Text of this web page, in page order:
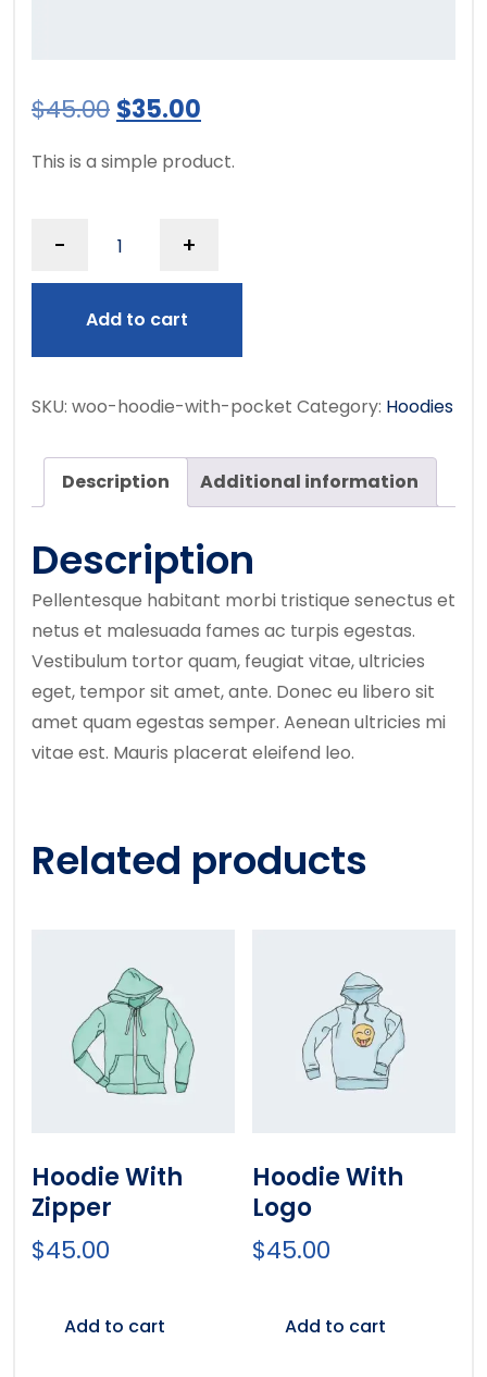
$45.00 $35.00
This is a simple product.
- +
Add to cart
SKU: woo-hoodie-with-pocket Category: Hoodies
Description Additional information
Description
Pellentesque habitant morbi tristique senectus et
netus et malesuada fames ac turpis egestas.
Vestibulum tortor quam, feugiat vitae, ultricies
eget, tempor sit amet, ante. Donec eu libero sit
amet quam egestas semper. Aenean ultricies mi
vitae est. Mauris placerat eleifend leo.
Related products
Hoodie With
Zipper
$45.00
Add to cart
Hoodie With
Logo
$45.00
Add to cart